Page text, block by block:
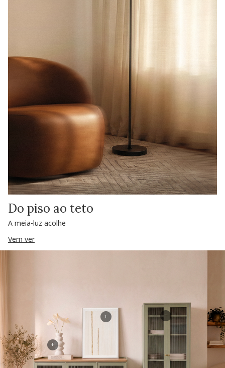
Do piso ao teto
A meia-luz acolhe
Vem ver
+
+
+